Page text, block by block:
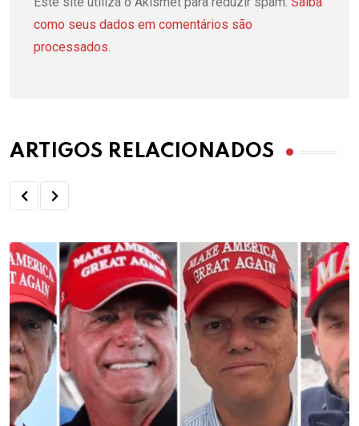
como seus dados em comentários são
processados.
ARTIGOS RELACIONADOS